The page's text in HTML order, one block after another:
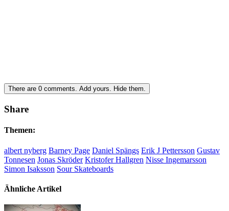
There are 0 comments. Add yours. Hide them.
Share
Themen:
albert nyberg Barney Page Daniel Spängs Erik J Pettersson Gustav
Tonnesen Jonas Skröder Kristofer Hallgren Nisse Ingemarsson
Simon Isaksson Sour Skateboards
Ähnliche Artikel